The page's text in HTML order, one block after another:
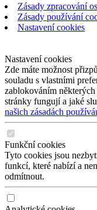
Zásady zpracování
Zásady používání
Nastavení cookies
Nastavení cookies
Zde máte možnost
souladu s vlastními
zablokováním
stránky fungují a jaké
našich zásadách
Funkční cookies
Tyto cookies jsou
funkcí, které nabízí a
odmítnout.